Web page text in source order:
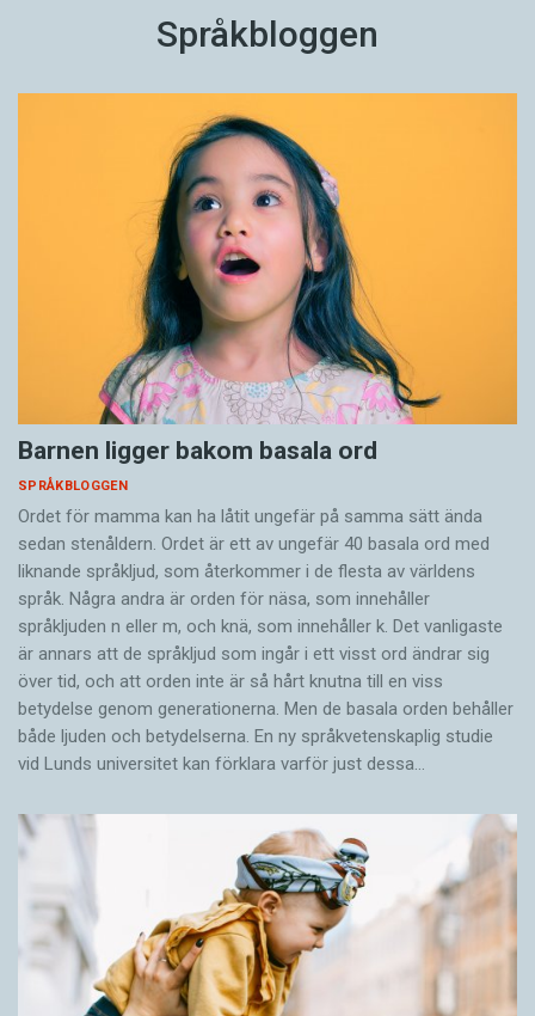
Språkbloggen
Barnen ligger bakom basala ord
SPRÅKBLOGGEN
Ordet för mamma kan ha låtit ungefär på samma sätt ända
sedan stenåldern. Ordet är ett av ungefär 40 basala ord med
liknande språkljud, som återkommer i de flesta av världens
språk. Några andra är orden för näsa, som innehåller
språkljuden n eller m, och knä, som innehåller k. Det vanligaste
är annars att de språkljud som ingår i ett visst ord ändrar sig
över tid, och att orden inte är så hårt knutna till en viss
betydelse genom generationerna. Men de basala orden behåller
både ljuden och betydelserna. En ny språkvetenskaplig studie
vid Lunds universitet kan förklara varför just dessa…